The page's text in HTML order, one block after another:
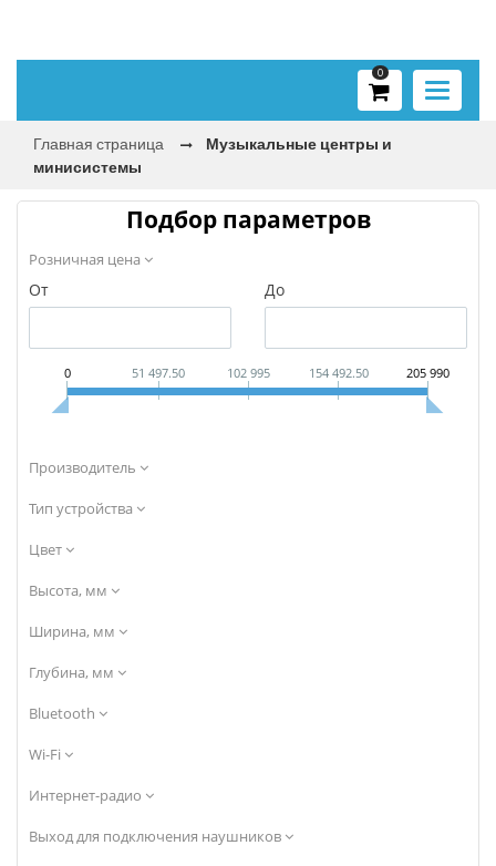
Toggle
0
Главная страница
Музыкальные центры и
минисистемы
Подбор параметров
Розничная цена
От До
0 51 497.50 102 995 154 492.50 205 990
Производитель
Тип устройства
Цвет
Высота, мм
Ширина, мм
Глубина, мм
Bluetooth
Wi-Fi
Интернет-радио
Выход для подключения наушников